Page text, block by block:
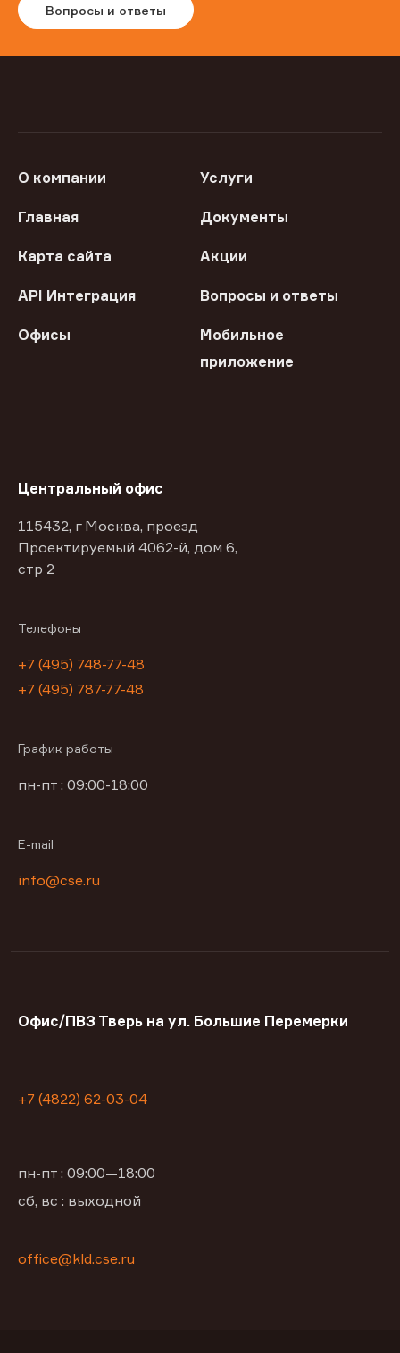
Вопросы и ответы
О компании Услуги
Главная Документы
Карта сайта Акции
API Интеграция Вопросы и ответы
Офисы
Мобильное
приложение
Центральный офис
115432, г Москва, проезд
Проектируемый 4062-й, дом 6,
стр 2
Телефоны
+7 (495) 748-77-48
+7 (495) 787-77-48
График работы
пн-пт : 09:00-18:00
E-mail
info@cse.ru
Офис/ПВЗ Тверь на ул. Большие Перемерки
+7 (4822) 62-03-04
пн-пт : 09:00—18:00
сб, вс : выходной
office@kld.cse.ru